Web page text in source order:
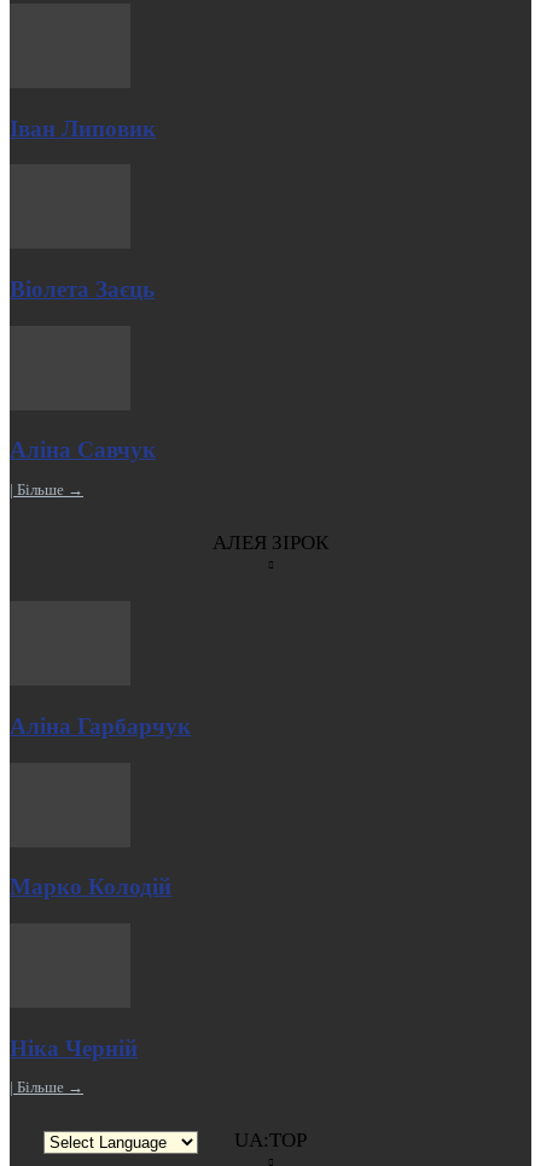
Іван Липовик
Віолета Заєць
Аліна Савчук
| Більше →
АЛЕЯ ЗІРОК
Аліна Гарбарчук
Марко Колодій
Ніка Черній
| Більше →
UA:TOP